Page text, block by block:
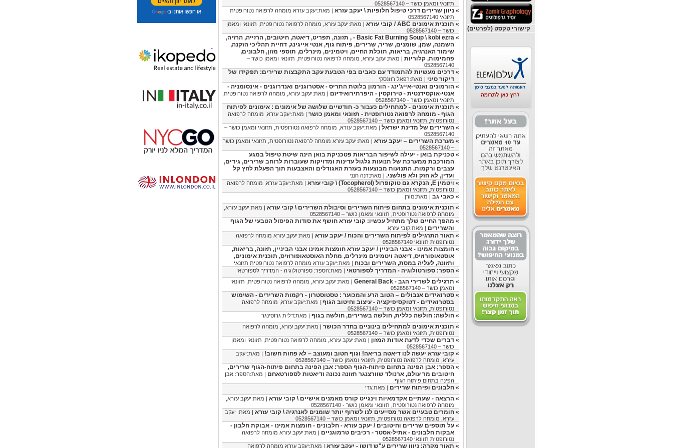
קישורי טקסט (לפרטים)
תזונאי ומאמן כושר – 0528567140
» ניוון שרירים דרכי טיפול חלופיות \ יעקב עזרא | מאת:יעקב עזרא מומחה לרפואה נטורופטית
תזונאי 0528567140
» תוכנית אימונים ABC / קובי עזרא
| מאת:יעקב עזרא, מומחה לרפואה נטורופטית, תזונאי ומאמן
כושר – 0528567140
»
Basic Fat Burning Soup \ kobi ezra - , תזונה, תפריט, דיאטה, חיטובים, הרזייה, הרזיה,
השמנה, שמן, שומנים, שריר, שרירים, פיתוח גוף, אנטי אייגינג, דחיית תהליכי הזקנה,
שימור האנרגיה, בריאות, תוכלת החיים, ויטמינים, מינרלים, תוספי מזון, חלבונים,
פחמימות, קלוריות | מאת:יעקב עזרא, מומחה לרפואה נטורופטית, תזונאי ומאמן כושר –
0528567140
» דרכים מעשיות להתמודד עם כאבים בפי הטבעת עקב התקבצות שרירים: תפקידו של
דיקור סיני | מאת:רפאל רוזנסקי
» הורמונים ואנטי-אייג'ינג - הורמון בלוטת התריס - אסטרוגנים ואנדרוגנים - אינסומניה -
אנטי-אוקסידנטית - טירוקסין - היפרתירואידיזם | מאת:יעקב עזרא, מומחה לרפואה נטורופטית,
תזונאי ומאמן כושר - 0528567140
» תוכנית אימונים - למתחילים כעבור כ- חודשיים שלושה של אימונים : אימונים לפיתוח
הגוף - מומחה לרפואה נטורופטית - תזונאי ומאמן כושר | מאת:יעקב עזרא, מומחה לרפואה
נטורופטית, תזונאי ומאמן כושר – 0528567140
» השרירים של מדינת ישראל | מאת:יעקב עזרא, מומחה לרפואה נטורופטית, תזונאי ומאמן כושר –
0528567140
» מערכת השרירים – יעקב עזרא | מאת:יעקב עזרא מומחה לרפואה נטורופטית, תזונאי ומאמן כושר
– 0528567140
» טכניקת בואן - יעילה לשיפור הבריאות פטכניקת בואן הינה שיטת טיפול במגע
המורכבת ממערכת של תנועות גלגול עדינות ומדויקות שעוברות לרוחב שרירים, גידים,
עצבים ורקמות. התנועות מבוצעות בעזרת האגודלים והאצבעות תוך הפעלת לחץ קל
ועדין, לא חזק ולא פולשני. | מאת:דנה חנני
» ויטמין E, הנקרא גם טוקופרול (Tocopherol) \ קובי עזרא
| מאת:יעקב עזרא, מומחה לרפואה
נטורופטית, תזונאי ומאמן כושר – 0528567140
» כאבי גב | מאת:מורן
» תוכנית אימונים בתחום פיתוח השרירים וסיבולת השרירים \ קובי עזרא | מאת:יעקב עזרא,
מומחה לרפואה נטורופטית, תזונאי ומאמן כושר – 0528567140
» מהפך החיים שלך מתחיל עכשיו: קובי עזרא חושף את סודות הפיסול הטבעי של הגוף
והשרירים | מאת:קובי עזרא
» תאור התרגילים לפיתוח השרירים והכוח / יעקב עזרא | מאת:יעקב עזרא מומחה לרפואה
נטורופטית תזונאי 0528567140
» חומצות אמינו - אבני הביניין / יעקב עזרא חומצות אמינו אבני הביניין, תזונה, בריאות,
אוסטאופורוזיס, דיאטה ויטמינים מינרלים, מחלת האוסטאופורוזיס, תוכנית אימונים,
ותזונה, לעליה במסת, השרירים ובכוח | מאת:יעקב עזרא מומחה לרפואה נטורופטית תזונאי
» הספר: ספורטולוגיה - המדריך לספורטאי | מאת:הספר: ספורטולוגיה - המדריך לספורטאי
» תרגילים לשרירי הגב - General Back
| מאת:יעקב עזרא, מומחה לרפואה נטורופטית, תזונאי
ומאמן כושר – 0528567140
» סטרואידים אנבולים – הטוב הרע והמכוער : טסטוסטרון - רקמות השרירים - השימוש
בסטרואידים - דטוקסיפיקציה - עיצוב וחיטוב הגוף | מאת:יעקב עזרא, מומחה לרפואה
נטורופטית, תזונאי ומאמן כושר – 0528567140
» חולשה: חולשה כללית, חולשה בשרירים, חולשה בגוף | מאת:דלית גרוסינגר
» תוכנית אימונים למתחילים בינוניים בחדר הכושר | מאת:יעקב עזרא, מומחה לרפואה
נטורופטית, תזונאי ומאמן כושר – 0528567140
» דברים שכדי לדעת אודות המזון | מאת:יעקב עזרא, מומחה לרפואה נטורופטית, תזונאי ומאמן
כושר – 0528567140
» קובי עזרא יעשה לנו דיאטה בריאה! וגוף חטוב ומעוצב – לא פחות חשוב! | מאת:יעקב
עזרא, מומחה לרפואה נטורופטית, תזונאי ומאמן כושר – 0528567140
» הספר: אבן הפינה בתחום פיתוח-הגוף הספר: אבן הפינה בתחום פיתוח-הגוף שרירים,
חיטובים מר עולם, ארנולד שוורצנגר תזונה נכונה ודיאטות לספורטאחם | מאת:הספר: אבן
הפינה בתחום פיתוח הגוף
» חלבונים ופיתוח שרירים | מאת:גדי
» הרצאה - שעתיים אקדמאיות וינגייט קורס מאמנים אישיים \ קובי עזרא | מאת:יעקב עזרא,
מומחה לרפואה נטורופטית, תזונאי ומאמן כושר - 0528567140
» חומרים טבעיים אשר מסייעים לנו לשרוף יותר שומנים לאנרגיה \ קובי עזרא | מאת: יעקב
עזרא, מומחה לרפואה נטורופטית, תזונאי ומאמן כושר – 0528567140
» על תוספים שרירים וחיטובים / יעקב עזרא - חלבונים - חומצות אמינו - אבוקת חלבון -
אבקות חלבונים - אתיל-אסטר - רכיבים טרמוגניים | מאת:יעקב עזרא מומחה לרפואה
נטורופטית תזונאי 0528567140
» תאור מקרה: ניוון שרירים ע"ש דושן - יעקב עזרא | מאת:יעקב עזרא מומחה לרפואה